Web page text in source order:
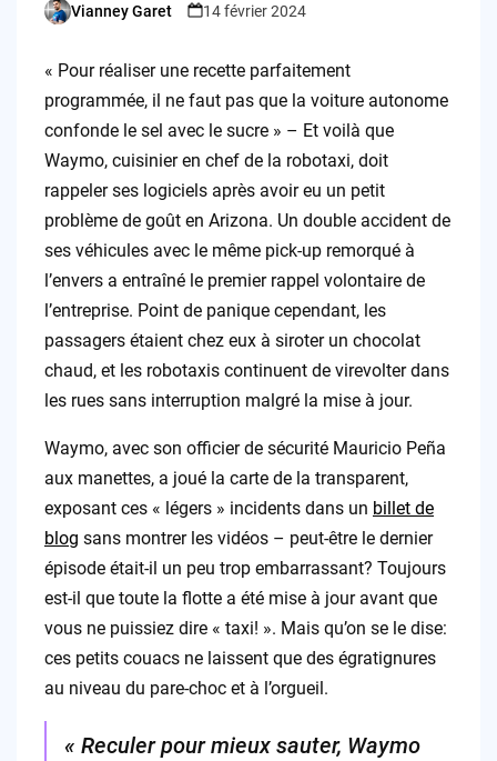
Posted
Vianney Garet 14 février 2024
« Pour réaliser une recette parfaitement
programmée, il ne faut pas que la voiture autonome
confonde le sel avec le sucre » – Et voilà que
Waymo, cuisinier en chef de la robotaxi, doit
rappeler ses logiciels après avoir eu un petit
problème de goût en Arizona. Un double accident de
ses véhicules avec le même pick-up remorqué à
l’envers a entraîné le premier rappel volontaire de
l’entreprise. Point de panique cependant, les
passagers étaient chez eux à siroter un chocolat
chaud, et les robotaxis continuent de virevolter dans
les rues sans interruption malgré la mise à jour.
Waymo, avec son officier de sécurité Mauricio Peña
aux manettes, a joué la carte de la transparent,
exposant ces « légers » incidents dans un billet de
blog sans montrer les vidéos – peut-être le dernier
épisode était-il un peu trop embarrassant? Toujours
est-il que toute la flotte a été mise à jour avant que
vous ne puissiez dire « taxi! ». Mais qu’on se le dise:
ces petits couacs ne laissent que des égratignures
au niveau du pare-choc et à l’orgueil.
« Reculer pour mieux sauter, Waymo